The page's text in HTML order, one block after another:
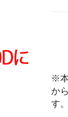
※
か
す